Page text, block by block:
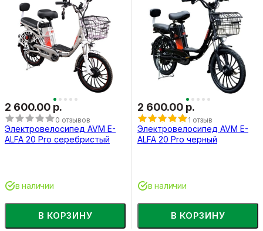
2 600.00 р.
0 отзывов
Электровелосипед AVM E-
ALFA 20 Pro серебристый
В КОРЗИНУ
в наличии
2 600.00 р.
1 отзыв
Электровелосипед AVM E-
ALFA 20 Pro черный
В КОРЗИНУ
в наличии